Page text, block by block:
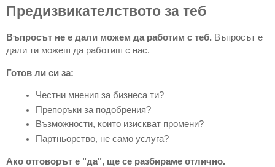
Предизвикателството за теб
Въпросът не е дали можем да работим с теб. Въпросът е
дали ти можеш да работиш с нас.
Готов ли си за:
Честни мнения за бизнеса ти?
Препоръки за подобрения?
Възможности, които изискват промени?
Партньорство, не само услуга?
Ако отговорът е "да", ще се разбираме отлично.